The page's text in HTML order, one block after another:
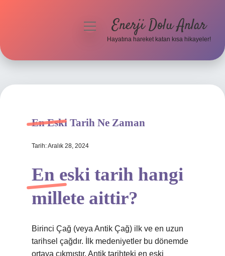
Hakkımızda
menüyüEnerji Dolu Anlar
Hayatına hareket katan kısa hikayeler!
En Eski Tarih Ne Zaman
Tarih: Aralık 28, 2024
En eski tarih hangi
millete aittir?
Birinci Çağ (veya Antik Çağ) ilk ve en uzun
tarihsel çağdır. İlk medeniyetler bu dönemde
ortaya çıkmıştır. Antik tarihteki en eski